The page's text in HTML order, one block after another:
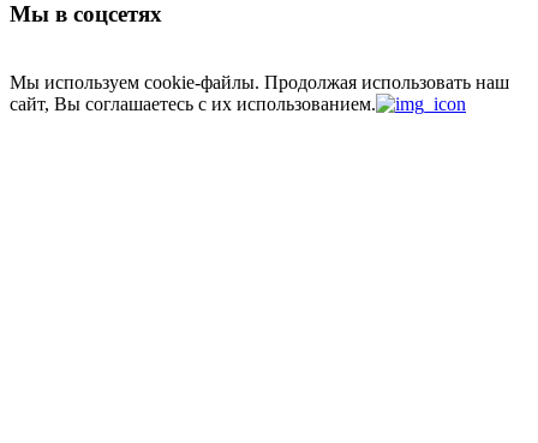
Мы в соцсетях
Мы используем cookie-файлы. Продолжая использовать наш
сайт, Вы соглашаетесь с их использованием.